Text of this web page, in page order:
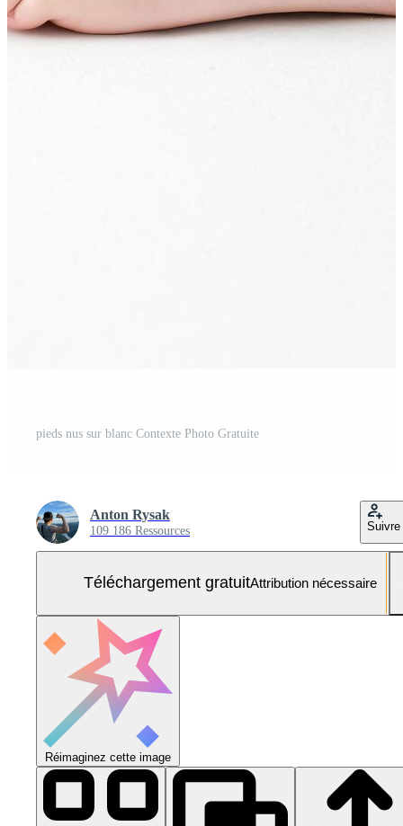
pieds nus sur blanc Contexte Photo Gratuite
Anton Rysak
109 186 Ressources Suivre
Téléchargement gratuitAttribution nécessaire
Réimaginez cette image